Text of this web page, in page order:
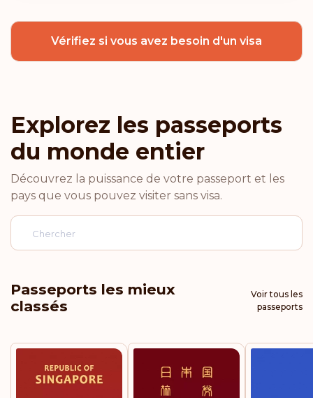
Espagne
Suède
Norvège
Italie
Allemagne
Finlande
Vérifiez si vous avez besoin d'un visa
Explorez les passeports
du monde entier
Découvrez la puissance de votre passeport et les
pays que vous pouvez visiter sans visa.
Passeports les mieux
classés
Voir tous les
passeports